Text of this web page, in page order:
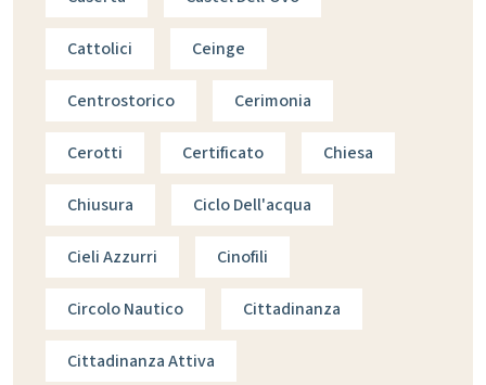
Cattolici Ceinge
Centrostorico Cerimonia
Cerotti Certificato Chiesa
Chiusura Ciclo Dell'acqua
Cieli Azzurri Cinofili
Circolo Nautico Cittadinanza
Cittadinanza Attiva